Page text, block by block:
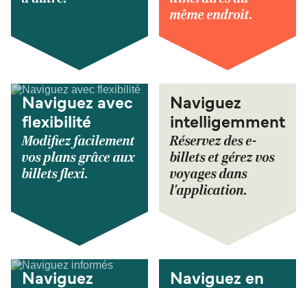
même endroit.
Naviguez avec
flexibilité
Modifiez facilement
vos plans grâce aux
billets flexi.
Naviguez
intelligemment
Réservez des e-
billets et gérez vos
voyages dans
l'application.
Naviguez
Naviguez en